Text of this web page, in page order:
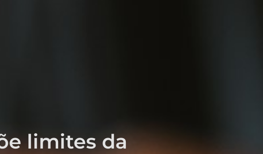
limites da